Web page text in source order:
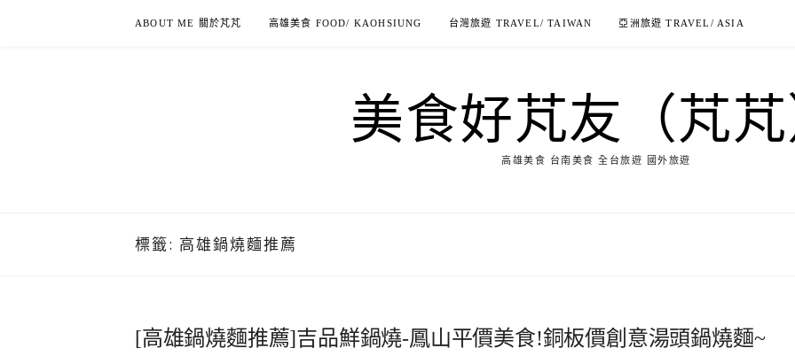
ABOUT ME 關於芃芃 高雄美食 FOOD/ KAOHSIUNG 台灣旅遊 TRAVEL/ TAIWAN 亞洲旅遊 TRAVEL/ ASIA
美食好芃友（芃芃
高雄美食 台南美食 全台旅遊 國外旅遊
標籤: 高雄鍋燒麵推薦
[高雄鍋燒麵推薦]吉品鮮鍋燒-鳳山平價美食!銅板價創意湯頭鍋燒麵~